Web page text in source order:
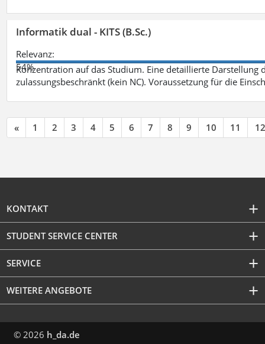
Informatik dual - KITS (B.Sc.)
Relevanz:
54%
Konzentration auf das Studium. Eine detaillierte
zulassungsbeschränkt (kein NC). Voraussetzung für die
« 1 2 3 4 5 6 7 8 9 10 11 12
KONTAKT
STUDENT SERVICE CENTER
SERVICE
WEITERE ANGEBOTE
© 2026 h_da.de